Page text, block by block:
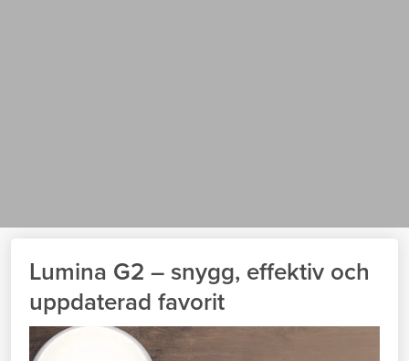
Lumina G2 – snygg, effektiv och
uppdaterad favorit